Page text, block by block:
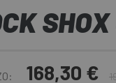
168,30 €